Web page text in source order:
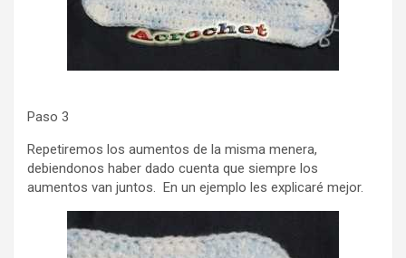
Paso 3
Repetiremos los aumentos de la misma menera,
debiendonos haber dado cuenta que siempre los
aumentos van juntos. En un ejemplo les explicaré mejor.